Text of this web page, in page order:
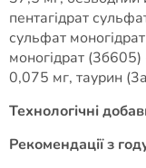
пентагідрат
сульфат
моногідрат
0,075 мг, таурин
Технологічні
Рекомендації з